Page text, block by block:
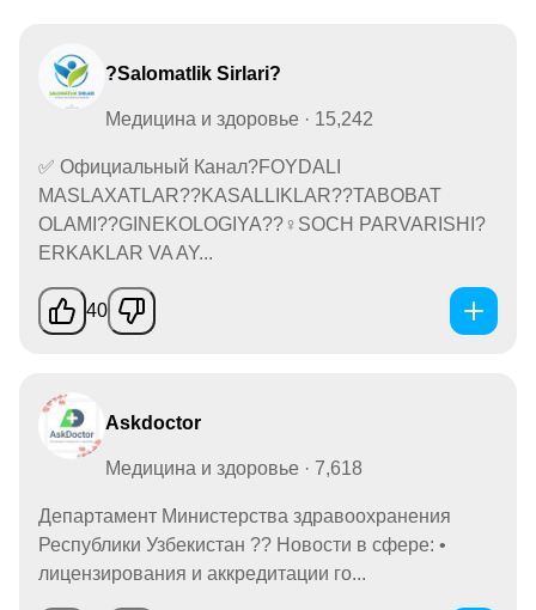
?Salomatlik Sirlari?
Медицина и здоровье · 15,242
✅ Официальный Канал?FOYDALI
MASLAXATLAR??KASALLIKLAR??TABOBAT
OLAMI??GINEKOLOGIYA??‍♀️SOCH PARVARISHI?
ERKAKLAR VA AY...
40
Askdoctor
Медицина и здоровье · 7,618
Департамент Министерства здравоохранения
Республики Узбекистан ?? Новости в сфере: •
лицензирования и аккредитации го...